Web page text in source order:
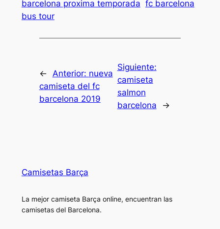
barcelona proxima temporada fc barcelona
bus tour
← Anterior: nueva
camiseta del fc
barcelona 2019
Siguiente:
camiseta
salmon
barcelona
→
Camisetas Barça
La mejor camiseta Barça online, encuentran las
camisetas del Barcelona.